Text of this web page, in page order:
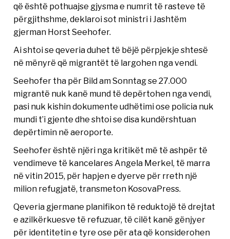
që është pothuajse gjysma e numrit të rasteve të
përgjithshme, deklaroi sot ministri i Jashtëm
gjerman Horst Seehofer.
Ai shtoi se qeveria duhet të bëjë përpjekje shtesë
në mënyrë që migrantët të largohen nga vendi.
Seehofer tha për Bild am Sonntag se 27.000
migrantë nuk kanë mund të depërtohen nga vendi,
pasi nuk kishin dokumente udhëtimi ose policia nuk
mundi t’i gjente dhe shtoi se disa kundërshtuan
depërtimin në aeroporte.
Seehofer është njëri nga kritikët më të ashpër të
vendimeve të kancelares Angela Merkel, të marra
në vitin 2015, për hapjen e dyerve për rreth një
milion refugjatë, transmeton KosovaPress.
Qeveria gjermane planifikon të reduktojë të drejtat
e azilkërkuesve të refuzuar, të cilët kanë gënjyer
për identitetin e tyre ose për ata që konsiderohen